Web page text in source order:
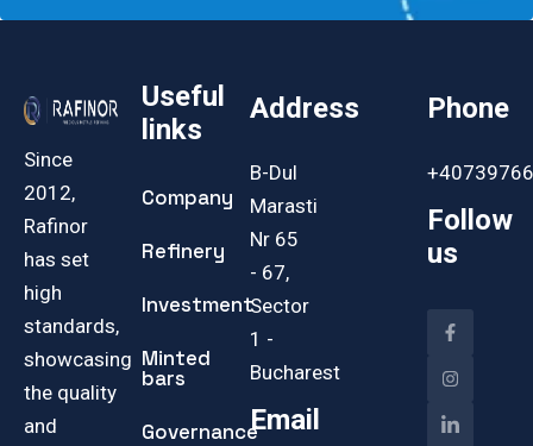
Since
2012,
Rafinor
has set
high
standards,
showcasing
the quality
and
Useful
links
Company
Refinery
Investment
Minted
bars
Governance
Address
B-Dul
Marasti
Nr 65
- 67,
Sector
1 -
Bucharest
Email
Phone
Follow
us